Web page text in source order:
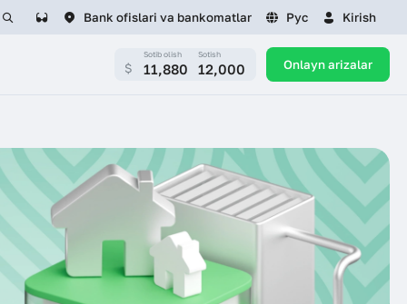
qabulxonasi
olingan
ishlash tartibi
shartlarini qayta
Rezyumeni yuborish
Tayinlash
Bank ofislari va bankomatlar Рус Kirish
MIJOZLAR XAVFSIZLIGI
APK fayllarning xavfi
Firibgarlar bank xodimlari nomi
ostida harakat qilmoqda
Diqqat: firibgarlar
dipfeyklardan foydalanmoqda!
$
Sotib olish
11,880
Sotish
12,000 Onlayn arizalar